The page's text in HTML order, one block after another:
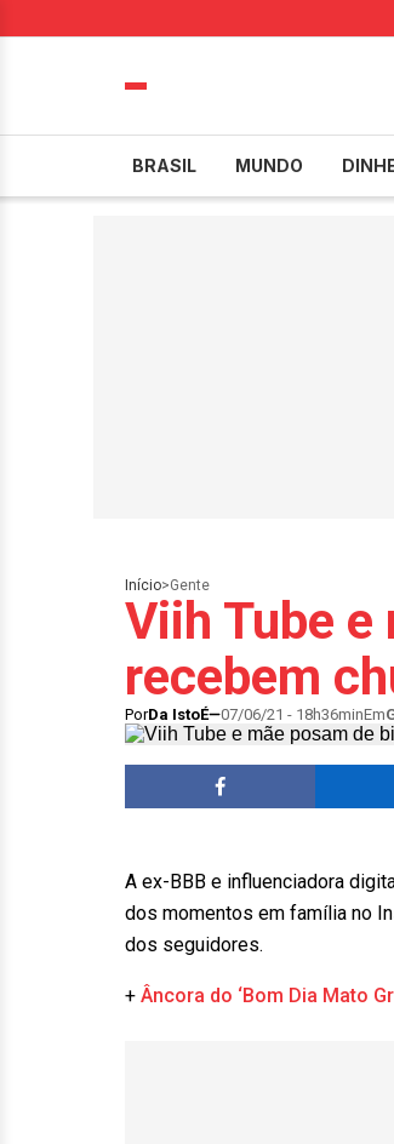
BRASIL MUNDO
Início>Gente
Viih Tube e
recebem
PorDa IstoÉ 07/06/21 - 18h36minEm
A ex-BBB e influenciadora
dos momentos em família no
dos seguidores.
+ Âncora do ‘Bom Dia Mato